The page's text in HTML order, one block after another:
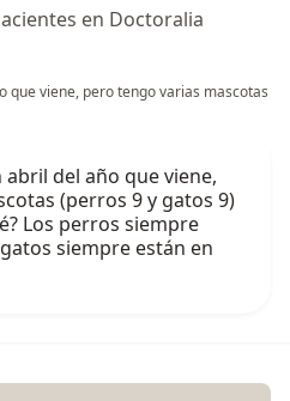
en Doctoralia
que viene, pero tengo varias mascotas
del año que viene,
(perros 9 y gatos 9)
Los perros siempre
siempre están en